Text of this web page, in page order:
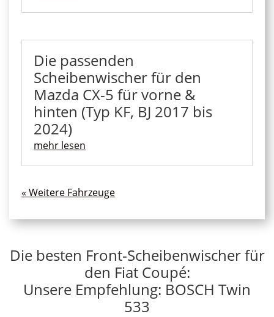
Die passenden
Scheibenwischer für den
Mazda CX-5 für vorne &
hinten (Typ KF, BJ 2017 bis
2024)
mehr lesen
Die besten Front-Scheibenwischer für
den Fiat Coupé:
Unsere Empfehlung: BOSCH Twin
533